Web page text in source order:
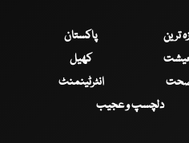
ترین
پاکستان
کھیل
انٹرٹینمنٹ
دلچسپ و عجیب